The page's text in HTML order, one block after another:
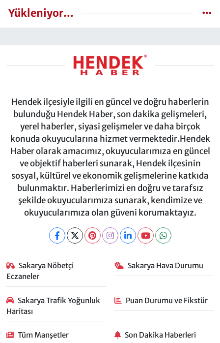
Yükleniyor...
Hendek ilçesiyle ilgili en güncel ve doğru haberlerin
bulunduğu Hendek Haber, son dakika gelişmeleri,
yerel haberler, siyasi gelişmeler ve daha birçok
konuda okuyucularına hizmet vermektedir.Hendek
Haber olarak amacımız, okuyucularımıza en güncel
ve objektif haberleri sunarak, Hendek ilçesinin
sosyal, kültürel ve ekonomik gelişmelerine katkıda
bulunmaktır. Haberlerimizi en doğru ve tarafsız
şekilde okuyucularımıza sunarak, kendimize ve
okuyucularımıza olan güveni korumaktayız.
Sakarya Nöbetçi
Eczaneler
Sakarya Hava Durumu
Sakarya Trafik Yoğunluk
Haritası
Puan Durumu ve Fikstür
Tüm Manşetler Son Dakika Haberleri